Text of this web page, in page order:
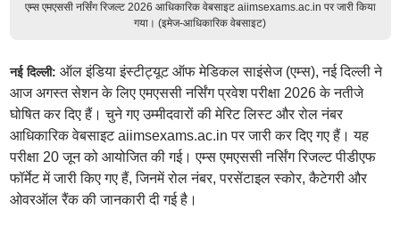
एम्स एमएससी नर्सिंग रिजल्ट 2026 आधिकारिक वेबसाइट aiimsexams.ac.in पर जारी किया
गया। (इमेज-आधिकारिक वेबसाइट)
नई दिल्ली: ऑल इंडिया इंस्टीट्यूट ऑफ मेडिकल साइंसेज (एम्स), नई दिल्ली ने
आज अगस्त सेशन के लिए एमएससी नर्सिंग प्रवेश परीक्षा 2026 के नतीजे
घोषित कर दिए हैं। चुने गए उम्मीदवारों की मेरिट लिस्ट और रोल नंबर
आधिकारिक वेबसाइट aiimsexams.ac.in पर जारी कर दिए गए हैं। यह
परीक्षा 20 जून को आयोजित की गई। एम्स एमएससी नर्सिंग रिजल्ट पीडीएफ
फॉर्मेट में जारी किए गए हैं, जिनमें रोल नंबर, परसेंटाइल स्कोर, कैटेगरी और
ओवरऑल रैंक की जानकारी दी गई है।